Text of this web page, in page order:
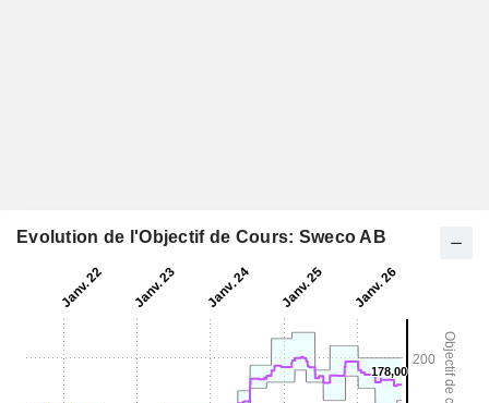
Evolution de l'Objectif de Cours: Sweco AB